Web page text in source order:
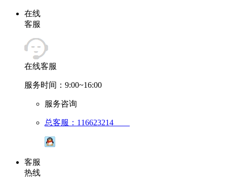
在线
客服
在线客服
服务时间：9:00~16:00
服务咨询
总客服：116623214
客服
热线